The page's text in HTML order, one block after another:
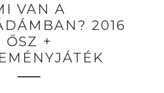
VAN A
2016
ŐSZ +